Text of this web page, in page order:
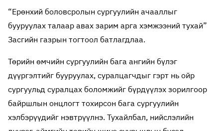
“Ерөнхий боловсролын сургуулийн ачааллыг
бууруулах талаар авах зарим арга хэмжээний тухай”
Засгийн газрын тогтоол батлагдлаа.
Төрийн өмчийн сургуулийн бага ангийн бүлэг
дүүргэлтийг бууруулах, суралцагчдыг гэрт нь ойр
сургуульд суралцах боломжийг бүрдүүлэх зорилгоор
байршлын онцлогт тохирсон бага сургуулийн
хэлбэрүүдийг нэвтрүүлнэ. Тухайлбал, нийслэлийн